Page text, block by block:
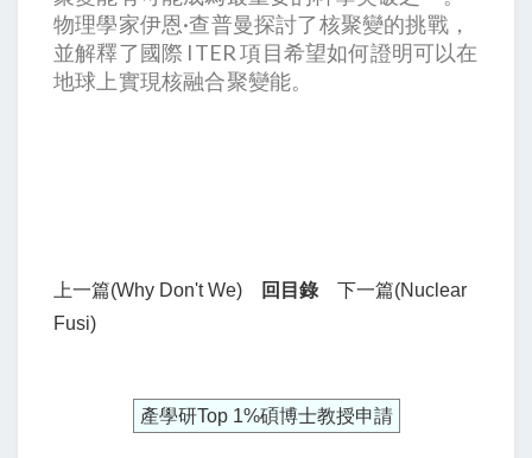
物理學家伊恩·查普曼探討了核聚變的挑戰，
並解釋了國際 ITER 項目希望如何證明可以在
地球上實現核融合聚變能。
上一篇(Why Don't We) 回目錄
下一篇(Nuclear
Fusi)
產學研Top 1%碩博士教授申請